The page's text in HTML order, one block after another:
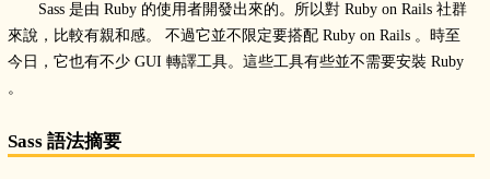
Sass 是由 Ruby 的使用者開發出來的。所以對 Ruby on Rails 社群
來說，比較有親和感。 不過它並不限定要搭配 Ruby on Rails 。時至
今日，它也有不少 GUI 轉譯工具。這些工具有些並不需要安裝 Ruby
。
Sass 語法摘要